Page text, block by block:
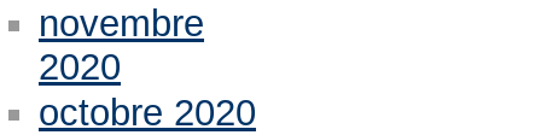
novembre
2020
octobre 2020